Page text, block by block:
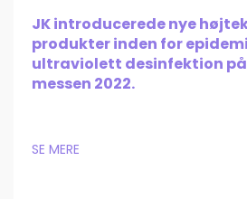
JK introducerede nye
produkter inden for
ultraviolett desinfektion
messen 2022.
SE MERE